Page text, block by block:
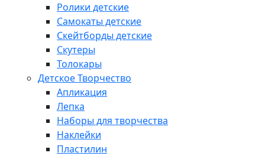
Ролики детские
Самокаты детские
Скейтборды детские
Скутеры
Толокары
Детское Творчество
Апликация
Лепка
Наборы для творчества
Наклейки
Пластилин